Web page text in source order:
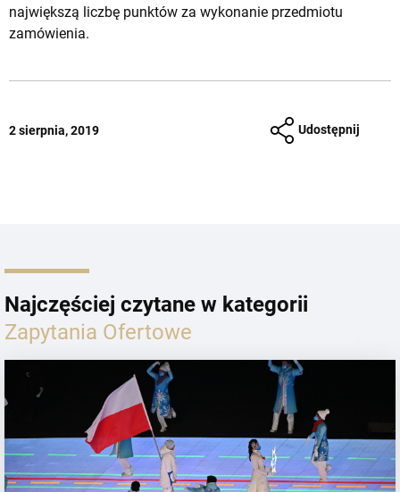
największą liczbę punktów za wykonanie przedmiotu
zamówienia.
2 sierpnia, 2019 Udostępnij
Najczęściej czytane w kategorii
Zapytania Ofertowe